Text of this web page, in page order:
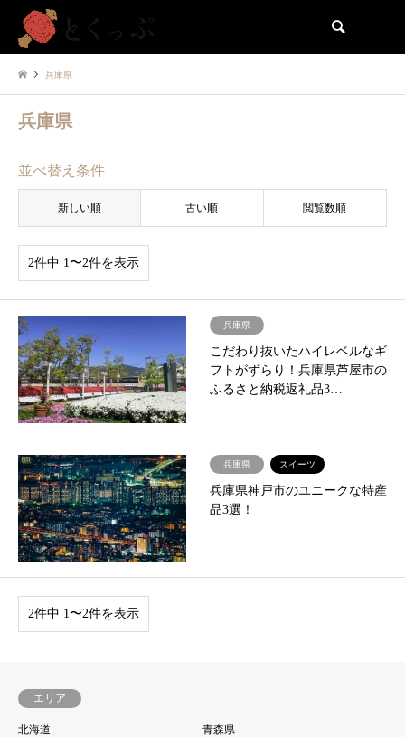
兵庫県
兵庫県
並べ替え条件
新しい順 古い順 閲覧数順
2件中 1〜2件を表示
兵庫県
こだわり抜いたハイレベルなギ
フトがずらり！兵庫県芦屋市の
ふるさと納税返礼品3…
兵庫県 スイーツ
兵庫県神戸市のユニークな特産
品3選！
2件中 1〜2件を表示
エリア
北海道
青森県